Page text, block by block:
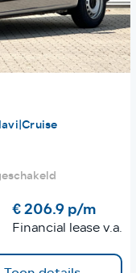
€ 206.9 p/m
Financial lease v.a.